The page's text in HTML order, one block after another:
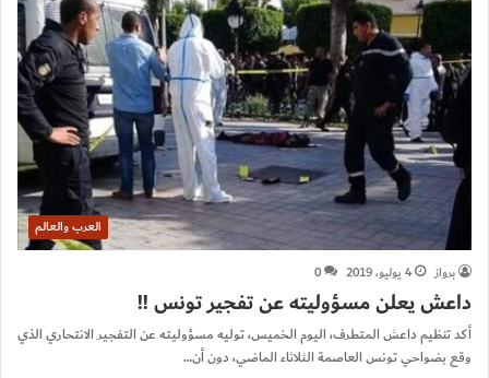
العرب والعالم
برواز
4 يوليو، 2019 0
داعش يعلن مسؤوليته عن تفجير تونس !!
أكد تنظيم داعش المتطرف، اليوم الخميس، توليه مسؤوليته عن التفجير الانتحاري الذي
وقع بضواحي تونس العاصمة الثلاثاء الماضي، دون أن…